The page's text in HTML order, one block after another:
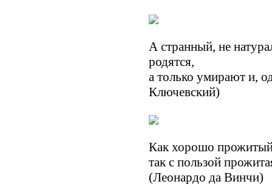
А странный, не
родятся,
а только умирают и,
Ключевский)
Как хорошо
так с пользой
(Леонардо да Винчи)